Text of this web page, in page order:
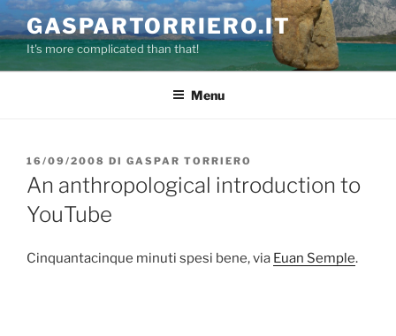
Salta
al
contenuto
GASPARTORRIERO.IT
It's more complicated than that!
Menu
PUBBLICATO
IL
16/09/2008 DI GASPAR TORRIERO
An anthropological introduction to
YouTube
Cinquantacinque minuti spesi bene, via Euan Semple.